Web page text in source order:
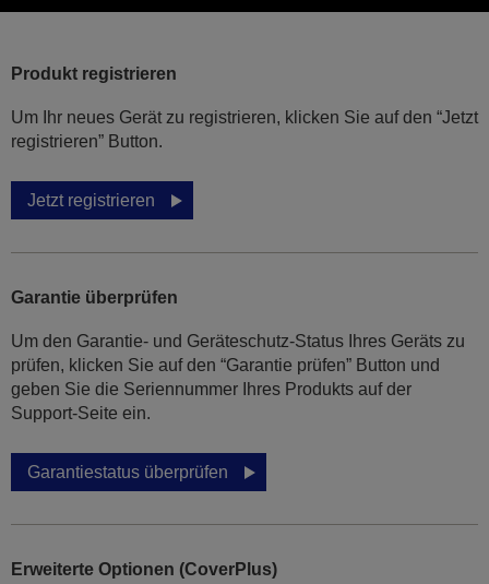
Produkt registrieren
Um Ihr neues Gerät zu registrieren, klicken Sie auf den “Jetzt
registrieren” Button.
Jetzt registrieren
Garantie überprüfen
Um den Garantie- und Geräteschutz-Status Ihres Geräts zu
prüfen, klicken Sie auf den “Garantie prüfen” Button und
geben Sie die Seriennummer Ihres Produkts auf der
Support-Seite ein.
Garantiestatus überprüfen
Erweiterte Optionen (CoverPlus)